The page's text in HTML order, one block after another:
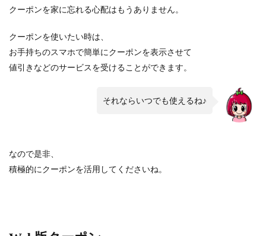
クーポンを家に忘れる心配はもうありません。
クーポンを使いたい時は、
お手持ちのスマホで簡単にクーポンを表示させて
値引きなどのサービスを受けることができます。
それならいつでも使えるね♪
なので是非、
積極的にクーポンを活用してくださいね。